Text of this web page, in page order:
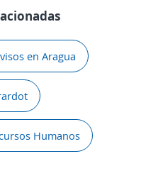
en Aragua
Humanos